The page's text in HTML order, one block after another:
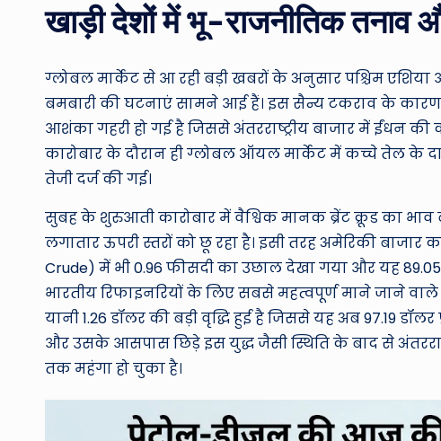
खाड़ी देशों में भू-राजनीतिक
ग्लोबल मार्केट से आ रही बड़ी खबरों के अनुसार पश्चिम
बमबारी की घटनाएं सामने आई हैं। इस सैन्य टकराव के
आशंका गहरी हो गई है जिससे अंतरराष्ट्रीय बाजार में ईंधन
कारोबार के दौरान ही ग्लोबल ऑयल मार्केट में कच्चे तेल के
तेजी दर्ज की गई।
सुबह के शुरुआती कारोबार में वैश्विक मानक ब्रेंट क्रूड का भाव
लगातार ऊपरी स्तरों को छू रहा है। इसी तरह अमेरिकी
Crude) में भी 0.96 फीसदी का उछाल देखा गया और यह
भारतीय रिफाइनरियों के लिए सबसे महत्वपूर्ण माने जाने
यानी 1.26 डॉलर की बड़ी वृद्धि हुई है जिससे यह अब 97.19
और उसके आसपास छिड़े इस युद्ध जैसी स्थिति के बाद से
तक महंगा हो चुका है।